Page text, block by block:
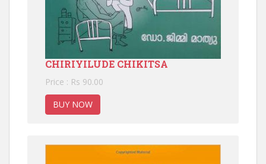
CHIRIYILUDE CHIKITSA
Price : Rs 90.00
BUY NOW